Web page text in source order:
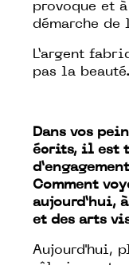
provoque et
démarche de
L’argent
pas la beauté.
Dans vos
écrits, il est
Comment
aujourd’hui,
et des arts
Aujourd'hui,